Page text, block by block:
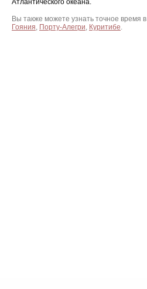
Атлантического океана.
Вы также можете узнать точное время в
Гояния, Порту-Алегри, Куритибе.